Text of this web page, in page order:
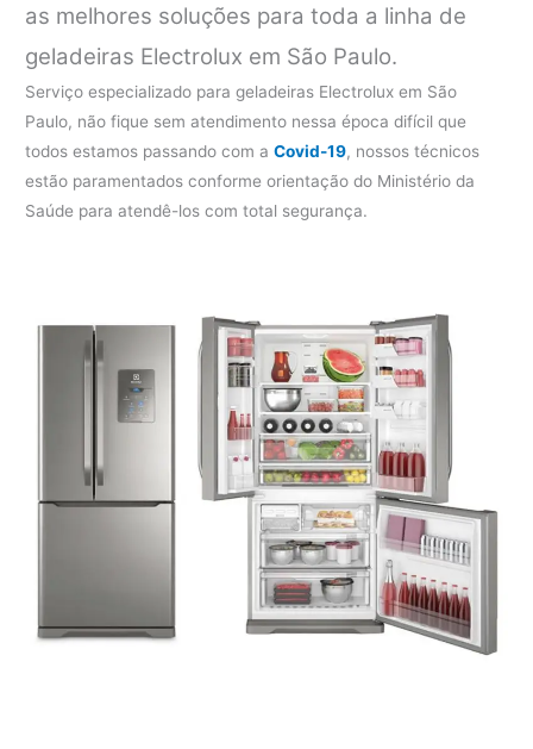
as melhores soluções para toda a linha de
geladeiras Electrolux em São Paulo.
Serviço especializado para geladeiras Electrolux em São
Paulo, não fique sem atendimento nessa época difícil que
todos estamos passando com aCovid-19, nossos técnicos
estão paramentados conforme orientação do Ministério da
Saúde para atendê-los com total segurança.